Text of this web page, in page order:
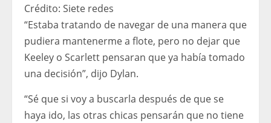
Crédito: Siete redes
“Estaba tratando de navegar de una manera que
pudiera mantenerme a flote, pero no dejar que
Keeley o Scarlett pensaran que ya había tomado
una decisión”, dijo Dylan.
“Sé que si voy a buscarla después de que se
haya ido, las otras chicas pensarán que no tiene